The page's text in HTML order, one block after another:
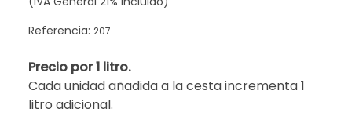
Referencia: 207
Precio por 1 litro.
Cada unidad añadida a la cesta incrementa 1
litro adicional.